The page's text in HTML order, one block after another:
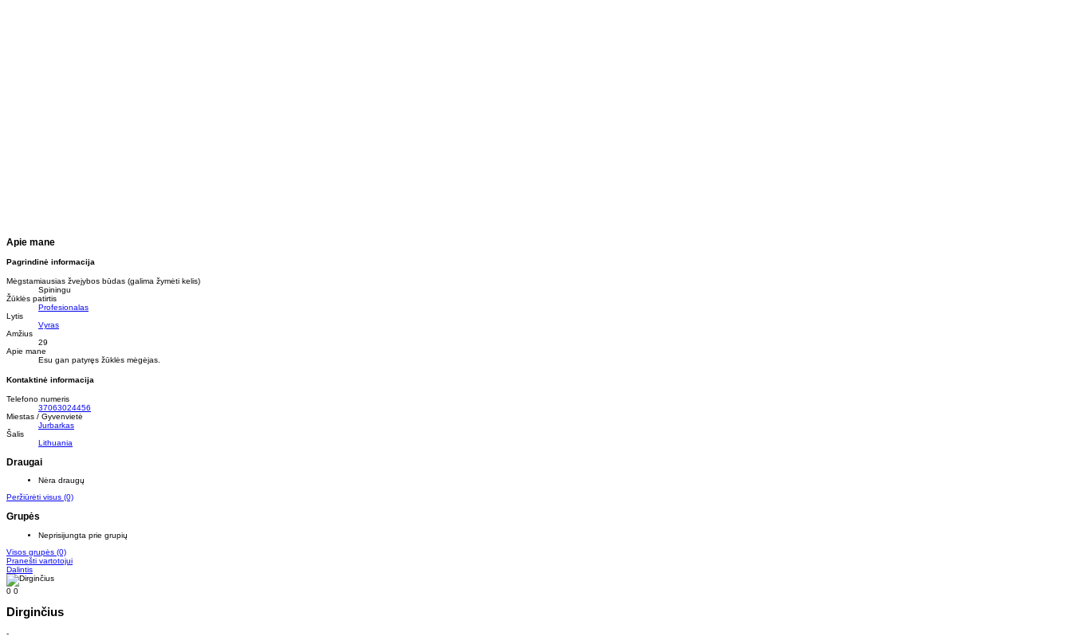
Apie mane
Pagrindinė informacija
Mėgstamiausias žvejybos būdas (galima žymėti kelis)
Spiningu
Žūklės patirtis
Profesionalas
Lytis
Vyras
Amžius
29
Apie mane
Esu gan patyręs žūklės mėgėjas.
Kontaktinė informacija
Telefono numeris
37063024456
Miestas / Gyvenvietė
Jurbarkas
Šalis
Lithuania
Draugai
Nėra draugų
Peržiūrėti visus (0)
Grupės
Neprisijungta prie grupių
Visos grupės (0)
Pranešti vartotojui
Dalintis
0 0
Dirginčius
-